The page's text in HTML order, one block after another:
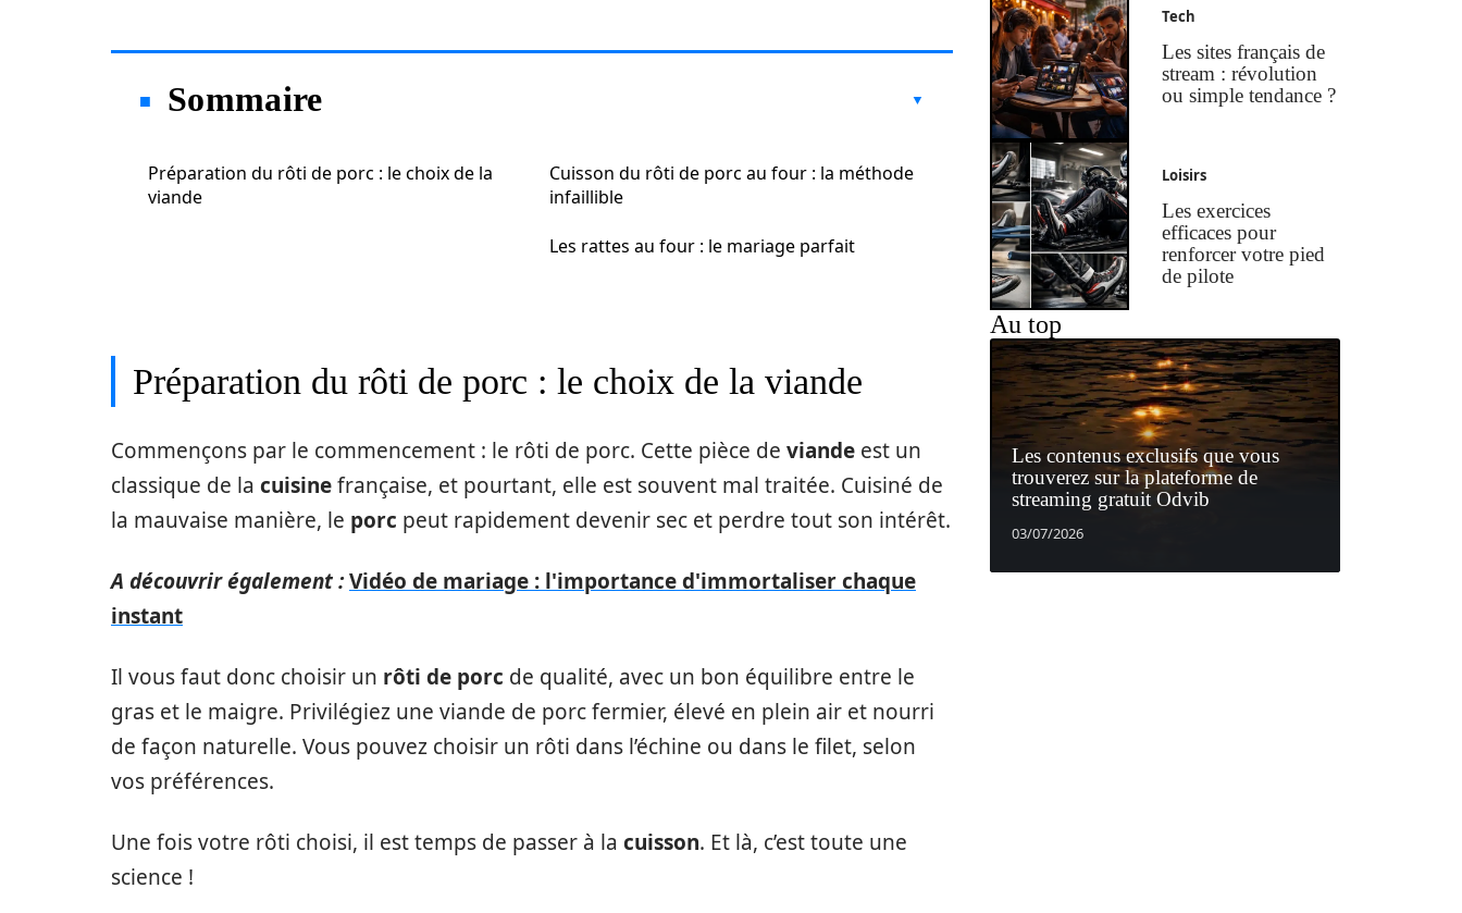
Sommaire
Préparation du rôti de porc : le choix de la
viande
Cuisson du rôti de porc au four : la méthode
infaillible
Les rattes au four : le mariage parfait
Préparation du rôti de porc : le choix de la viande
Commençons par le commencement : le rôti de porc. Cette pièce de viande est un
classique de la cuisinefrançaise, et pourtant, elle est souvent mal traitée. Cuisiné de
la mauvaise manière, le porc peut rapidement devenir sec et perdre tout son intérêt.
A découvrir également :Vidéo de mariage : l'importance d'immortaliser chaque
instant
Il vous faut donc choisir un rôti de porc de qualité, avec un bon équilibre entre le
gras et le maigre. Privilégiez une viande de porc fermier, élevé en plein air et nourri
de façon naturelle. Vous pouvez choisir un rôti dans l’échine ou dans le filet, selon
vos préférences.
Une fois votre rôti choisi, il est temps de passer à la cuisson. Et là, c’est toute une
science !
Tech
Les sites français de
stream : révolution
ou simple tendance ?
Loisirs
Les exercices
efficaces pour
renforcer votre pied
de pilote
Au top
Les contenus exclusifs que vous
trouverez sur la plateforme de
streaming gratuit Odvib
03/07/2026